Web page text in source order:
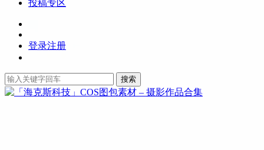
投稿专区
登录注册
搜索